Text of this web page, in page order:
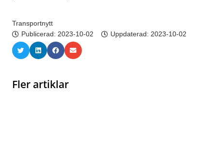
Transportnytt
Publicerad: 2023-10-02 Uppdaterad: 2023-10-02
Fler artiklar